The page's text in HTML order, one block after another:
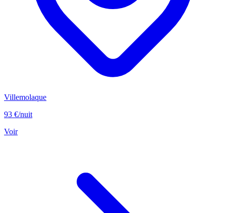
Villemolaque
93 €/nuit
Voir